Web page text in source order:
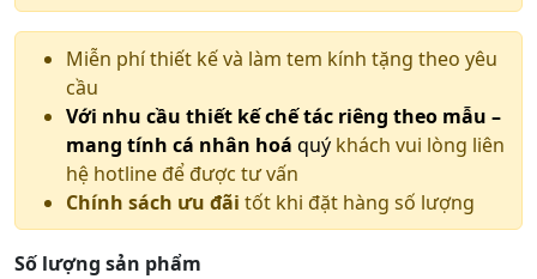
Miễn phí thiết kế và làm tem kính tặng theo yêu
cầu
Với nhu cầu thiết kế chế tác riêng theo mẫu –
mang tính cá nhân hoá quý khách vui lòng liên
hệ hotline để được tư vấn
Chính sách ưu đãi tốt khi đặt hàng số lượng
Số lượng sản phẩm